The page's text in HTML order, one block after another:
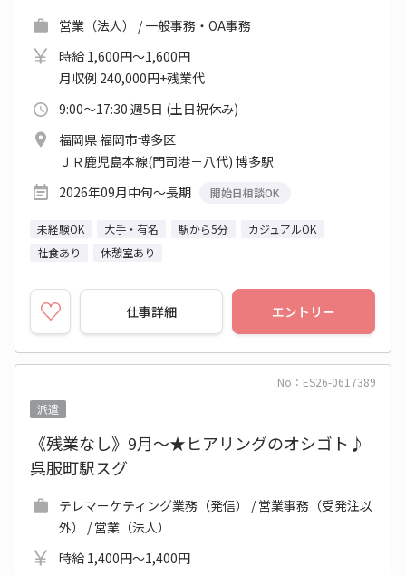
営業（法人） / 一般事務・OA事務
時給 1,600円～1,600円
月収例 240,000円+残業代
9:00～17:30 週5日 (土日祝休み)
福岡県 福岡市博多区
ＪＲ鹿児島本線(門司港－八代) 博多駅
2026年09月中旬～長期
開始日相談OK
未経験OK 大手・有名 駅から5分
カジュアルOK
社食あり
休憩室あり
仕事詳細 エントリー
No：ES26-0617389
派遣
《残業なし》9月～★ヒアリングのオシゴト♪
呉服町駅スグ
テレマーケティング業務（発信） / 営業事務（受発注以
外） / 営業（法人）
時給 1,400円～1,400円